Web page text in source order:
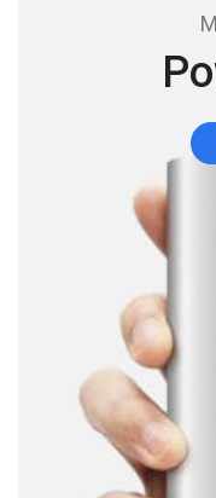
Capturadora de
Cargador de pila
(49)
(14)
(15)
Combos Teclado
Componentes
Conectividad
Consumibles
Control (8)